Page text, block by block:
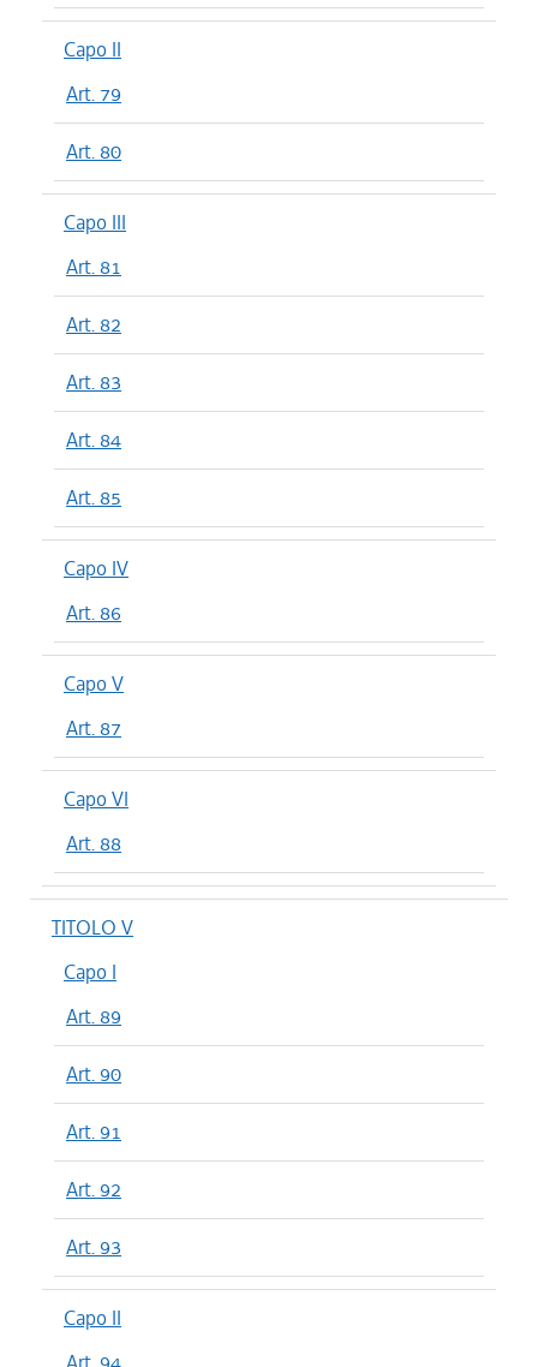
Capo II
Art. 79
Art. 80
Capo III
Art. 81
Art. 82
Art. 83
Art. 84
Art. 85
Capo IV
Art. 86
Capo V
Art. 87
Capo VI
Art. 88
TITOLO V
Capo I
Art. 89
Art. 90
Art. 91
Art. 92
Art. 93
Capo II